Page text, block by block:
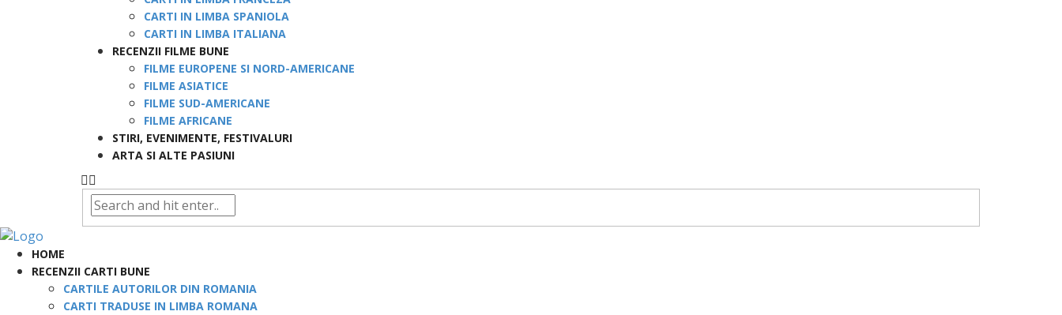
CARTI IN LIMBA SPANIOLA
CARTI IN LIMBA ITALIANA
RECENZII FILME BUNE
FILME EUROPENE SI NORD-AMERICANE
FILME ASIATICE
FILME SUD-AMERICANE
FILME AFRICANE
STIRI, EVENIMENTE, FESTIVALURI
ARTA SI ALTE PASIUNI
HOME
RECENZII CARTI BUNE
CARTILE AUTORILOR DIN ROMANIA
CARTI TRADUSE IN LIMBA ROMANA